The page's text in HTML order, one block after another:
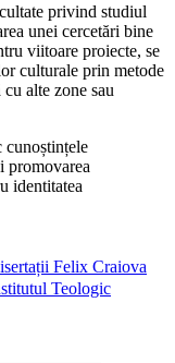
privind studiul
unei cercetări bine
viitoare proiecte, se
culturale prin metode
alte zone sau
cunoștințele
promovarea
identitatea
Felix Craiova
Teologic